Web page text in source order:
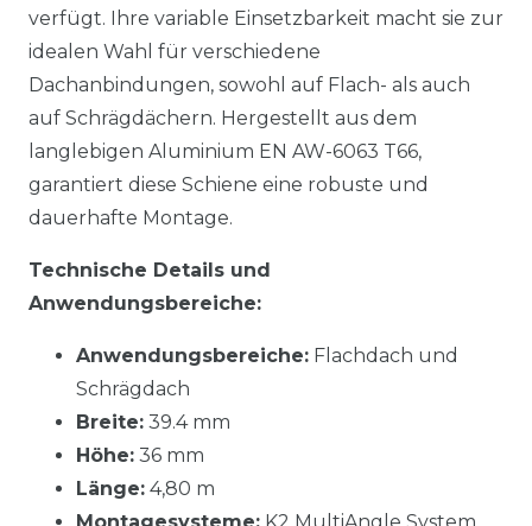
verfügt. Ihre variable Einsetzbarkeit macht sie zur
idealen Wahl für verschiedene
Dachanbindungen, sowohl auf Flach- als auch
auf Schrägdächern. Hergestellt aus dem
langlebigen Aluminium EN AW-6063 T66,
garantiert diese Schiene eine robuste und
dauerhafte Montage.
Technische Details und
Anwendungsbereiche:
Anwendungsbereiche: Flachdach und
Schrägdach
Breite: 39.4 mm
Höhe: 36 mm
Länge: 4,80 m